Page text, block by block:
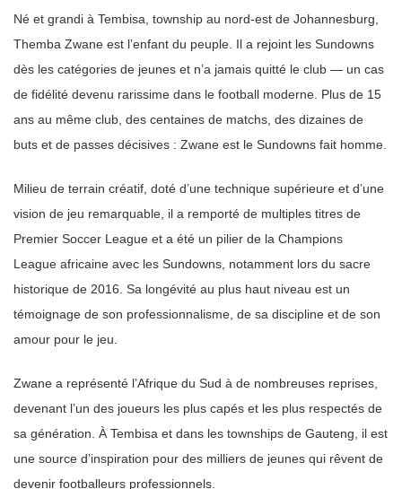
Né et grandi à Tembisa, township au nord-est de Johannesburg,
Themba Zwane est l’enfant du peuple. Il a rejoint les Sundowns
dès les catégories de jeunes et n’a jamais quitté le club — un cas
de fidélité devenu rarissime dans le football moderne. Plus de 15
ans au même club, des centaines de matchs, des dizaines de
buts et de passes décisives : Zwane est le Sundowns fait homme.
Milieu de terrain créatif, doté d’une technique supérieure et d’une
vision de jeu remarquable, il a remporté de multiples titres de
Premier Soccer League et a été un pilier de la Champions
League africaine avec les Sundowns, notamment lors du sacre
historique de 2016. Sa longévité au plus haut niveau est un
témoignage de son professionnalisme, de sa discipline et de son
amour pour le jeu.
Zwane a représenté l’Afrique du Sud à de nombreuses reprises,
devenant l’un des joueurs les plus capés et les plus respectés de
sa génération. À Tembisa et dans les townships de Gauteng, il est
une source d’inspiration pour des milliers de jeunes qui rêvent de
devenir footballeurs professionnels.